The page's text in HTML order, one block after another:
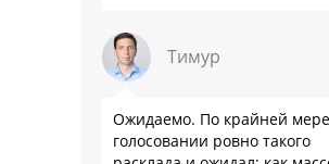
Тимур
Ожидаемо. По крайней
голосовании ровно такого